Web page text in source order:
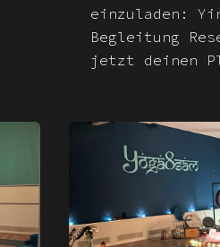
einzuladen:
Begleitung
jetzt deinen